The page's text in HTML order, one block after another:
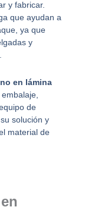
y fabricar.
que ayudan a
ya que
y
en lámina
de
solución y
material de